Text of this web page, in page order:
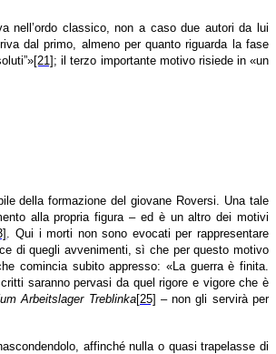
nell’ordo classico, non a caso due autori da lui
dal primo, almeno per quanto riguarda la fase
[21] ; il terzo importante motivo risiede in «un
della formazione del giovane Roversi. Una tale
alla propria figura – ed è un altro dei motivi
. Qui i morti non sono evocati per rappresentare
di quegli avvenimenti, sì che per questo motivo
comincia subito appresso: «La guerra è finita.
saranno pervasi da quel rigore e vigore che è
Arbeitslager Treblinka[25] – non gli servirà per
affinché nulla o quasi trapelasse di